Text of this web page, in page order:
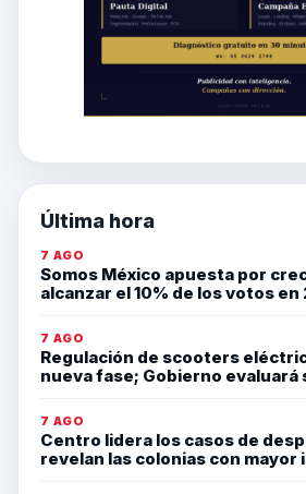
Última hora
7 AGO
Somos México apuesta por
alcanzar el 10% de los votos en
7 AGO
Regulación de scooters
nueva fase; Gobierno
7 AGO
Centro lidera los casos de
revelan las colonias con mayor